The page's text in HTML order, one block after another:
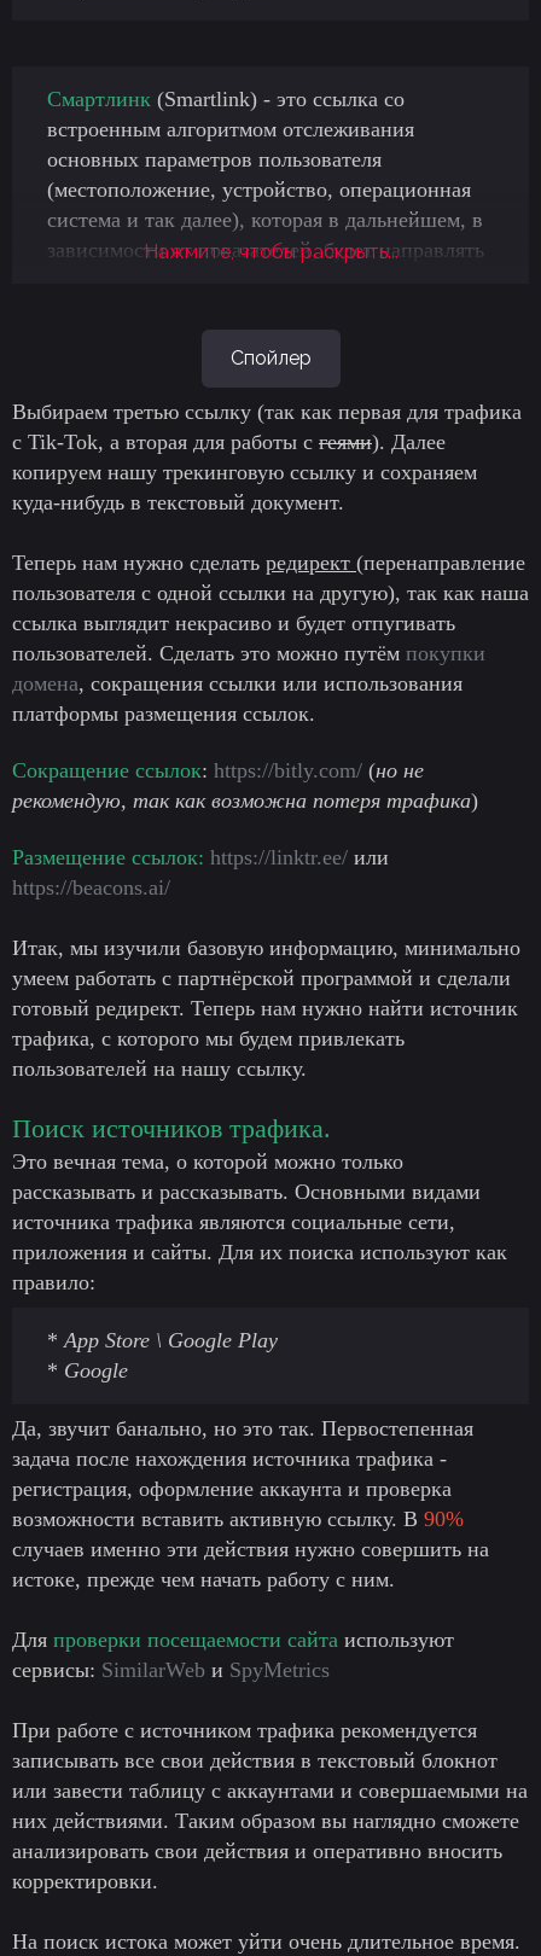
Смартлинк (Smartlink) - это ссылка со
встроенным алгоритмом отслеживания
основных параметров пользователя
(местоположение, устройство, операционная
система и так далее), которая в дальнейшем, в
зависимости от показателей, будет направлять
Нажмите, чтобы раскрыть...
Спойлер
Выбираем третью ссылку (так как первая для трафика
с Tik-Tok, а вторая для работы с геями). Далее
копируем нашу трекинговую ссылку и сохраняем
куда-нибудь в текстовый документ.
Теперь нам нужно сделать редирект (перенаправление
пользователя с одной ссылки на другую), так как наша
ссылка выглядит некрасиво и будет отпугивать
пользователей. Сделать это можно путём покупки
домена, сокращения ссылки или использования
платформы размещения ссылок.
Сокращение ссылок: https://bitly.com/ (но не
рекомендую, так как возможна потеря трафика)
Размещение ссылок: https://linktr.ee/ или
https://beacons.ai/
Итак, мы изучили базовую информацию, минимально
умеем работать с партнёрской программой и сделали
готовый редирект. Теперь нам нужно найти источник
трафика, с которого мы будем привлекать
пользователей на нашу ссылку.
Поиск источников трафика.
Это вечная тема, о которой можно только
рассказывать и рассказывать. Основными видами
источника трафика являются социальные сети,
приложения и сайты. Для их поиска используют как
правило:
* App Store \ Google Play
* Google
Да, звучит банально, но это так. Первостепенная
задача после нахождения источника трафика -
регистрация, оформление аккаунта и проверка
возможности вставить активную ссылку. В 90%
случаев именно эти действия нужно совершить на
истоке, прежде чем начать работу с ним.
Для проверки посещаемости сайта используют
сервисы: SimilarWeb и SpyMetrics
При работе с источником трафика рекомендуется
записывать все свои действия в текстовый блокнот
или завести таблицу с аккаунтами и совершаемыми на
них действиями. Таким образом вы наглядно сможете
анализировать свои действия и оперативно вносить
корректировки.
На поиск истока может уйти очень длительное время.